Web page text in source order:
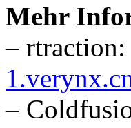
Mehr
– rtraction:
–